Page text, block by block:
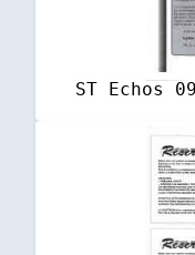
ST Echos